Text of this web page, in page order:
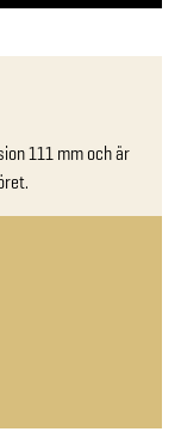
111 mm och är